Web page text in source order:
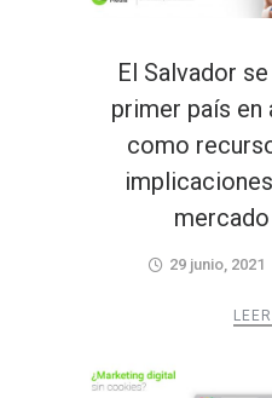
El Salvador
primer país
como
29 junio, 2021